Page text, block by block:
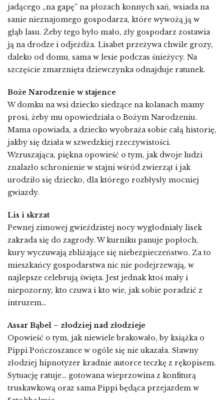
jadącego „na gapę” na płozach konnych sań, wsiada na
sanie nieznajomego gospodarza, które wywożą ją w
głąb lasu. Żeby tego było mało, zły gospodarz zostawia
ją na drodze i odjeżdża. Lisabet przeżywa chwile grozy,
daleko od domu, sama w lesie podczas śnieżycy. Na
szczęście zmarznięta dziewczynka odnajduje ratunek.
Boże Narodzenie w stajence
W domku na wsi dziecko siedzące na kolanach mamy
prosi, żeby mu opowiedziała o Bożym Narodzeniu.
Mama opowiada, a dziecko wyobraża sobie całą historię,
jakby się działa w szwedzkiej rzeczywistości.
Wzruszająca, piękna opowieść o tym, jak dwoje ludzi
znalazło schronienie w stajni wśród zwierząt i jak
urodziło się dziecko, dla którego rozbłysły mocniej
gwiazdy.
Lis i skrzat
Pewnej zimowej gwieździstej nocy wygłodniały lisek
zakrada się do zagrody. W kurniku panuje popłoch,
kury wyczuwają zbliżające się niebezpieczeństwo. Za to
mieszkańcy gospodarstwa nic nie podejrzewają, w
najlepsze celebrują święta. Jest jednak ktoś mały i
niepozorny, kto czuwa i kto wie, jak sobie poradzić z
intruzem…
Assar Bąbel – złodziej nad złodzieje
Opowieść o tym, jak niewiele brakowało, by książka o
Pippi Pończoszance w ogóle się nie ukazała. Sławny
złodziej hipnotyzer kradnie autorce teczkę z rękopisem.
Sytuację ratuje… gotowana wieprzowina z konfiturą
truskawkową oraz sama Pippi będąca przejazdem w